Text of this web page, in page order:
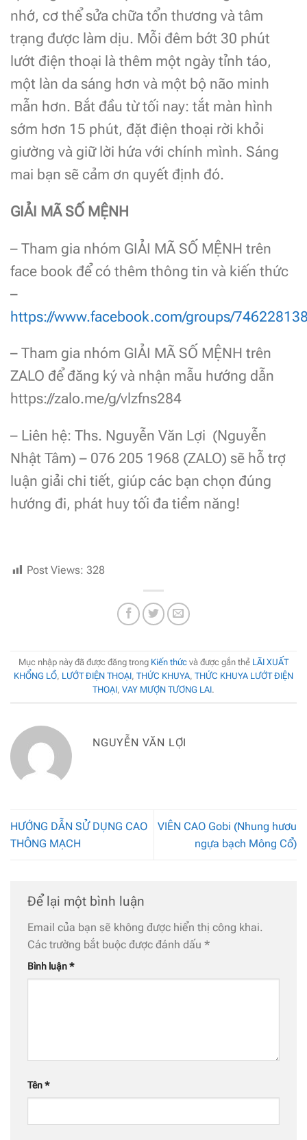
nhớ, cơ thể sửa chữa tổn thương và tâm
trạng được làm dịu. Mỗi đêm bớt 30 phút
lướt điện thoại là thêm một ngày tỉnh táo,
một làn da sáng hơn và một bộ não minh
mẫn hơn. Bắt đầu từ tối nay: tắt màn hình
sớm hơn 15 phút, đặt điện thoại rời khỏi
giường và giữ lời hứa với chính mình. Sáng
mai bạn sẽ cảm ơn quyết định đó.
GIẢI MÃ SỐ MỆNH
– Tham gia nhóm GIẢI MÃ SỐ MỆNH trên
face book để có thêm thông tin và kiến thức
–
https://www.facebook.com/groups/
– Tham gia nhóm GIẢI MÃ SỐ MỆNH trên
ZALO để đăng ký và nhận mẫu hướng dẫn
https://zalo.me/g/vlzfns284
– Liên hệ: Ths. Nguyễn Văn Lợi (Nguyễn
Nhật Tâm) – 076 205 1968 (ZALO) sẽ hỗ trợ
luận giải chi tiết, giúp các bạn chọn đúng
hướng đi, phát huy tối đa tiềm năng!
Post Views: 328
Mục nhập này đã được đăng trong Kiến thức và được gắn thẻ LÃI XUẤT
KHỔNG LỒ, LƯỚT ĐIỆN THOẠI, THỨC KHUYA, THỨC KHUYA LƯỚT ĐIỆN
THOẠI, VAY MƯỢN TƯƠNG LAI.
NGUYỄN VĂN LỢI
HƯỚNG DẪN SỬ DỤNG CAO
THÔNG MẠCH
VIÊN CAO Gobi (Nhung hươu
ngựa bạch Mông Cổ)
Để lại một bình luận
Email của bạn sẽ không được hiển thị công khai.
Các trường bắt buộc được đánh dấu *
Bình luận*
Tên*